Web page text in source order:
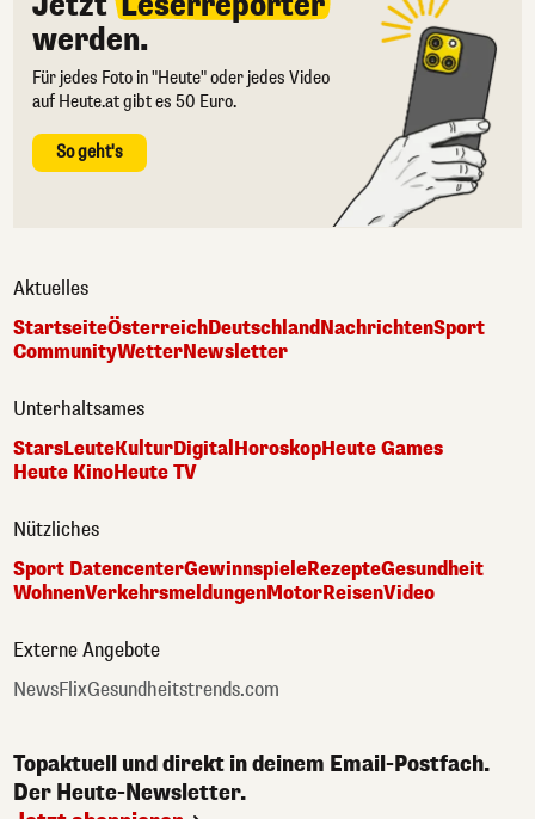
werden.
Für jedes Foto in "Heute" oder jedes Video
auf Heute.at gibt es 50 Euro.
So geht's
Aktuelles
StartseiteÖsterreichDeutschlandNachrichtenSport
CommunityWetterNewsletter
Unterhaltsames
StarsLeuteKulturDigitalHoroskopHeute Games
Heute KinoHeute TV
Nützliches
Sport DatencenterGewinnspieleRezepteGesundheit
WohnenVerkehrsmeldungenMotorReisenVideo
Externe Angebote
NewsFlixGesundheitstrends.com
Topaktuell und direkt in deinem Email-Postfach.
Der Heute-Newsletter.